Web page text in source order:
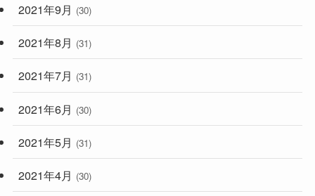
2021年9月 (30)
2021年8月 (31)
2021年7月 (31)
2021年6月 (30)
2021年5月 (31)
2021年4月 (30)